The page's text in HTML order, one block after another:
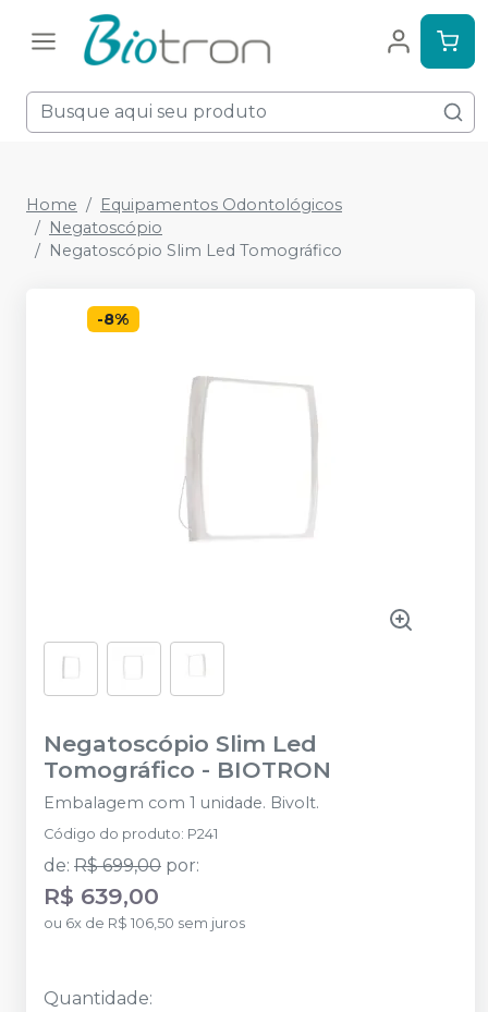
Home
Equipamentos Odontológicos
Negatoscópio
Negatoscópio Slim Led Tomográfico
-8%
Negatoscópio Slim Led
Tomográfico - BIOTRON
Embalagem com 1 unidade. Bivolt.
Código do produto: P241
de: R$ 699,00 por:
R$ 639,00
ou 6x de R$ 106,50 sem juros
Quantidade: